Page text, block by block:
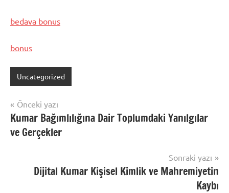
bedava bonus
bonus
Uncategorized
Yazı
gezinmesi
Önceki yazı
Kumar Bağımlılığına Dair Toplumdaki Yanılgılar
ve Gerçekler
Sonraki yazı
Dijital Kumar Kişisel Kimlik ve Mahremiyetin
Kaybı